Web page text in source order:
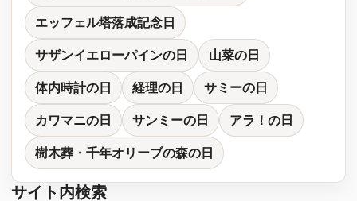
エッフェル塔落成記念日
サザンイエローパインの日 山菜の日
体内時計の日 経理の日 サミーの日
カワマニの日 サンミーの日 アラ！の日
樹木葬・千年オリーブの森の日
サイト内検索